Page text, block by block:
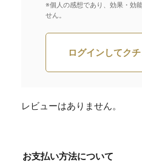
※個人の感想であり、効果・効
せん。
ログインしてク
レビューはありません。
お支払い方法について